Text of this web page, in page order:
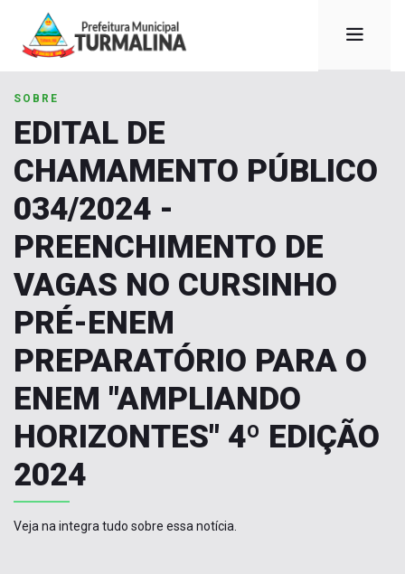
SOBRE
EDITAL DE
CHAMAMENTO PÚBLICO
034/2024 -
PREENCHIMENTO DE
VAGAS NO CURSINHO
PRÉ-ENEM
PREPARATÓRIO PARA O
ENEM "AMPLIANDO
HORIZONTES" 4º EDIÇÃO
2024
Veja na integra tudo sobre essa notícia.